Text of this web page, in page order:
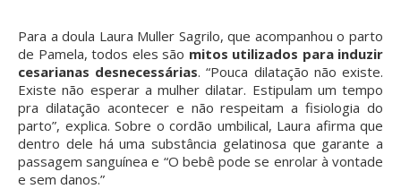
Para a doula Laura Muller Sagrilo, que acompanhou o parto
de Pamela, todos eles são mitos utilizados para induzir
cesarianas desnecessárias. “Pouca dilatação não existe.
Existe não esperar a mulher dilatar. Estipulam um tempo
pra dilatação acontecer e não respeitam a fisiologia do
parto”, explica. Sobre o cordão umbilical, Laura afirma que
dentro dele há uma substância gelatinosa que garante a
passagem sanguínea e “O bebê pode se enrolar à vontade
e sem danos.”